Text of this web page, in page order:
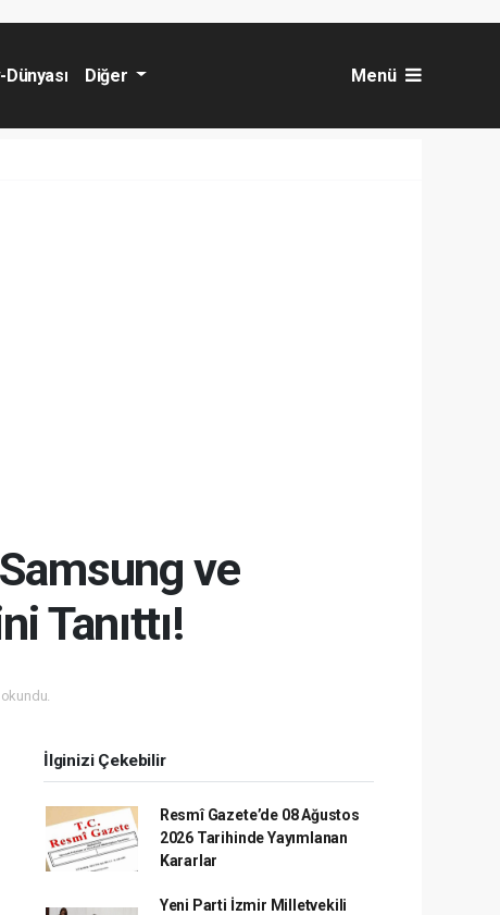
Dünyası Diğer Menü
ve
Tanıttı!
İlginizi Çekebilir
Resmî Gazete’de 08 Ağustos
2026 Tarihinde Yayımlanan
Kararlar
Yeni Parti İzmir Milletvekili